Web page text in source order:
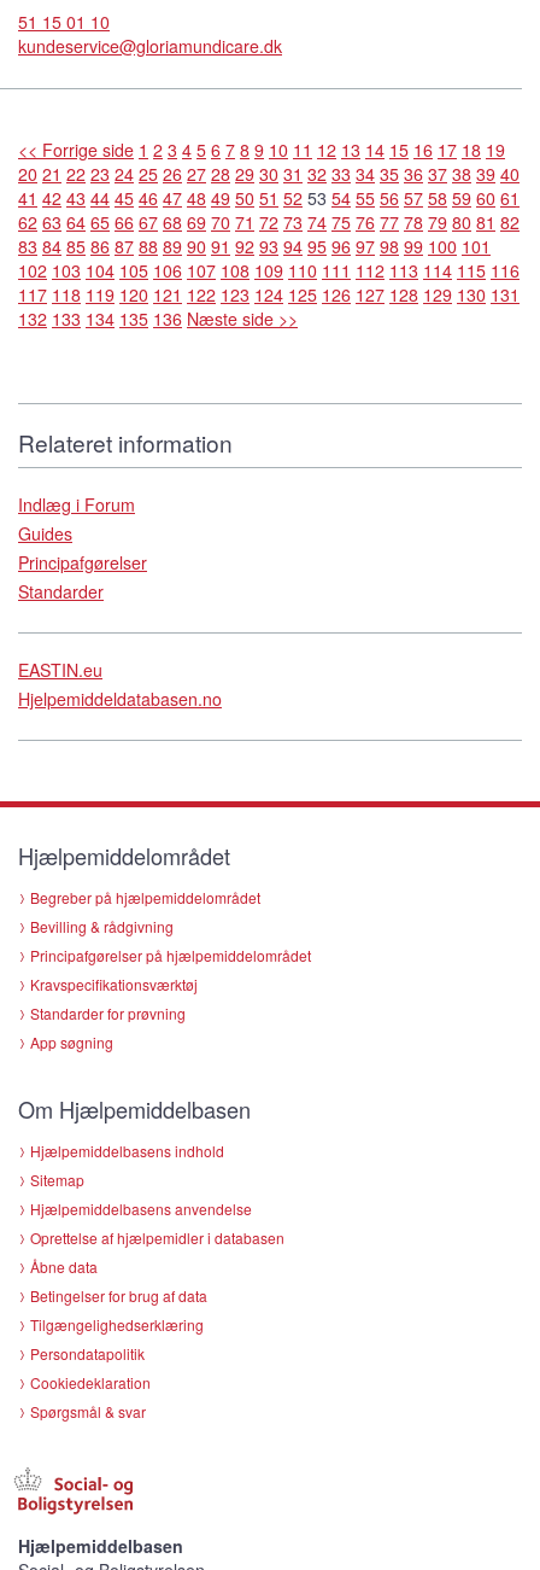
51 15 01 10
kundeservice@gloriamundicare.dk
<< Forrige side 1 2 3 4 5 6 7 8 9 10 11 12 13 14 15 16 17 18 19
20 21 22 23 24 25 26 27 28 29 30 31 32 33 34 35 36 37 38 39 40
41 42 43 44 45 46 47 48 49 50 51 52 53 54 55 56 57 58 59 60 61
62 63 64 65 66 67 68 69 70 71 72 73 74 75 76 77 78 79 80 81 82
83 84 85 86 87 88 89 90 91 92 93 94 95 96 97 98 99 100 101
102 103 104 105 106 107 108 109 110 111 112 113 114 115 116
117 118 119 120 121 122 123 124 125 126 127 128 129 130 131
132 133 134 135 136 Næste side >>
Relateret information
Indlæg i Forum
Guides
Principafgørelser
Standarder
EASTIN.eu
Hjelpemiddeldatabasen.no
Hjælpemiddelområdet
Begreber på hjælpemiddelområdet
Bevilling & rådgivning
Principafgørelser på hjælpemiddelområdet
Kravspecifikationsværktøj
Standarder for prøvning
App søgning
Om Hjælpemiddelbasen
Hjælpemiddelbasens indhold
Sitemap
Hjælpemiddelbasens anvendelse
Oprettelse af hjælpemidler i databasen
Åbne data
Betingelser for brug af data
Tilgængelighedserklæring
Persondatapolitik
Cookiedeklaration
Spørgsmål & svar
Hjælpemiddelbasen